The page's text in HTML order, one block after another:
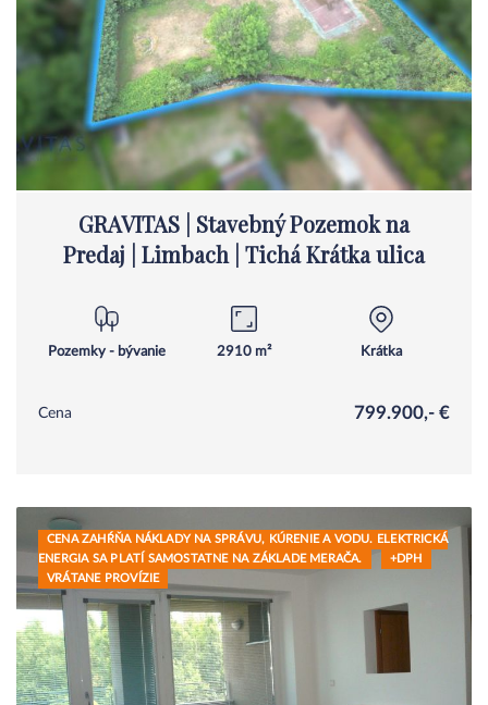
GRAVITAS | Stavebný Pozemok na
Predaj | Limbach | Tichá Krátka ulica
Pozemky - bývanie 2910 m² Krátka
Cena 799.900,- €
CENA ZAHŔŇA NÁKLADY NA SPRÁVU, KÚRENIE A VODU. ELEKTRICKÁ
ENERGIA SA PLATÍ SAMOSTATNE NA ZÁKLADE MERAČA.
+DPH
VRÁTANE PROVÍZIE